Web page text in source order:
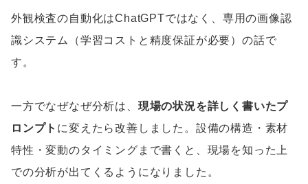
外観検査の自動化はChatGPTではなく、専用の画像認
識システム（学習コストと精度保証が必要）の話で
す。
一方でなぜなぜ分析は、 現場の状況を詳しく書いたプ
ロンプト に変えたら改善しました。設備の構造・素材
特性・変動のタイミングまで書くと、現場を知った上
での分析が出てくるようになりました。